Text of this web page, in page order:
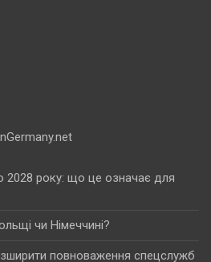
року: що це означає для
чи Німеччині?
повноваження спецслужб